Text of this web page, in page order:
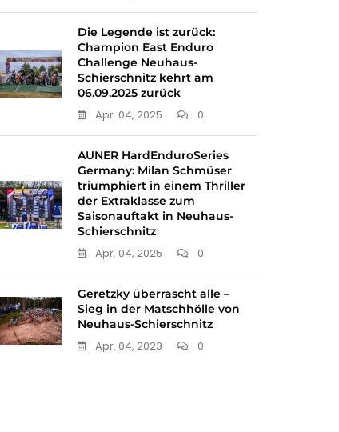
Die Legende ist zurück:
Champion East Enduro
Challenge Neuhaus-
Schierschnitz kehrt am
06.09.2025 zurück
Apr. 04, 2025 0
AUNER HardEnduroSeries
Germany: Milan Schmüser
triumphiert in einem Thriller
der Extraklasse zum
Saisonauftakt in Neuhaus-
Schierschnitz
Apr. 04, 2025 0
Geretzky überrascht alle –
Sieg in der Matschhölle von
Neuhaus-Schierschnitz
Apr. 04, 2023 0